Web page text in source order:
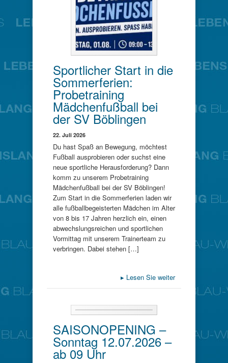
Sportlicher Start in die
Sommerferien:
Probetraining
Mädchenfußball bei
der SV Böblingen
22. Juli 2026
Du hast Spaß an Bewegung, möchtest
Fußball ausprobieren oder suchst eine
neue sportliche Herausforderung? Dann
komm zu unserem Probetraining
Mädchenfußball bei der SV Böblingen!
Zum Start in die Sommerferien laden wir
alle fußballbegeisterten Mädchen im Alter
von 8 bis 17 Jahren herzlich ein, einen
abwechslungsreichen und sportlichen
Vormittag mit unserem Trainerteam zu
verbringen. Dabei stehen […]
▸ Lesen Sie weiter
SAISONOPENING –
Sonntag 12.07.2026 –
ab 09 Uhr